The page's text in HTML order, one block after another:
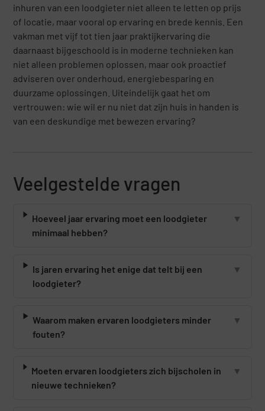
inhuren van een loodgieter niet alleen te letten op prijs
of locatie, maar vooral op ervaring en brede kennis. Een
vakman met vijf tot tien jaar praktijkervaring die
daarnaast bijgeschoold is in moderne technieken kan
niet alleen problemen oplossen, maar ook proactief
adviseren over onderhoud, energiebesparing en
duurzame oplossingen. Uiteindelijk gaat het om
vertrouwen: wie wil er nu niet dat zijn huis in handen is
van een deskundige met bewezen ervaring?
Veelgestelde vragen
Hoeveel jaar ervaring moet een loodgieter
minimaal hebben?
▼
Is jaren ervaring het enige dat telt bij een
loodgieter?
▼
Waarom maken ervaren loodgieters minder
fouten?
▼
Moeten ervaren loodgieters zich bijscholen in
nieuwe technieken?
▼